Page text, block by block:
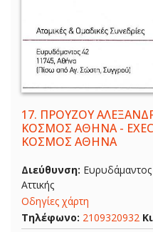
17. ΠΡΟΥΖΟΥ
ΚΟΣΜΟΣ ΑΘΗΝΑ -
ΚΟΣΜΟΣ ΑΘΗΝΑ
Διεύθυνση:
Αττικής
Οδηγίες χάρτη
Τηλέφωνο: 2109320932